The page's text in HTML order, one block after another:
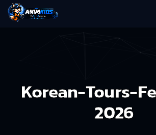
Korean-Tours-
2026